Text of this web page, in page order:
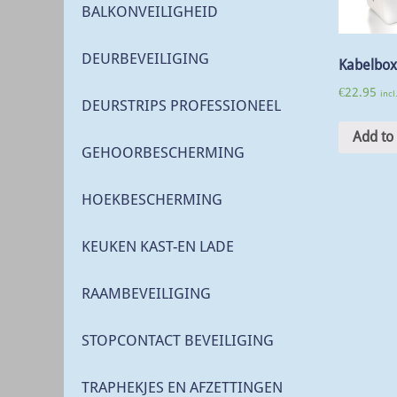
Kabelbox
€22.95
Add to
BALKONVEILIGHEID
DEURBEVEILIGING
DEURSTRIPS PROFESSIONEEL
GEHOORBESCHERMING
HOEKBESCHERMING
KEUKEN KAST-EN LADE
RAAMBEVEILIGING
STOPCONTACT BEVEILIGING
TRAPHEKJES EN AFZETTINGEN